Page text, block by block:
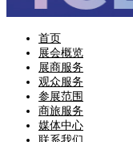
首页
展会概览
展商服务
观众服务
参展范围
商旅服务
媒体中心